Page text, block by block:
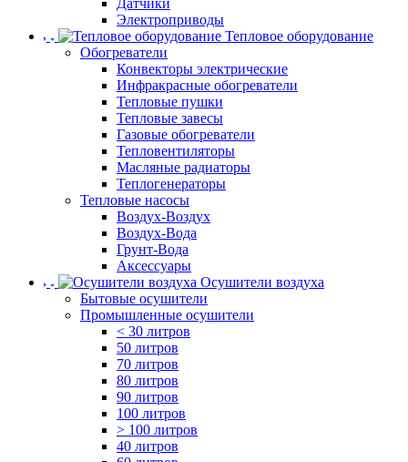
Датчики
Электроприводы
Тепловое оборудование
Обогреватели
Конвекторы электрические
Инфракрасные обогреватели
Тепловые пушки
Тепловые завесы
Газовые обогреватели
Тепловентиляторы
Масляные радиаторы
Теплогенераторы
Тепловые насосы
Воздух-Воздух
Воздух-Вода
Грунт-Вода
Аксессуары
Осушители воздуха
Бытовые осушители
Промышленные осушители
< 30 литров
50 литров
70 литров
80 литров
90 литров
100 литров
> 100 литров
40 литров